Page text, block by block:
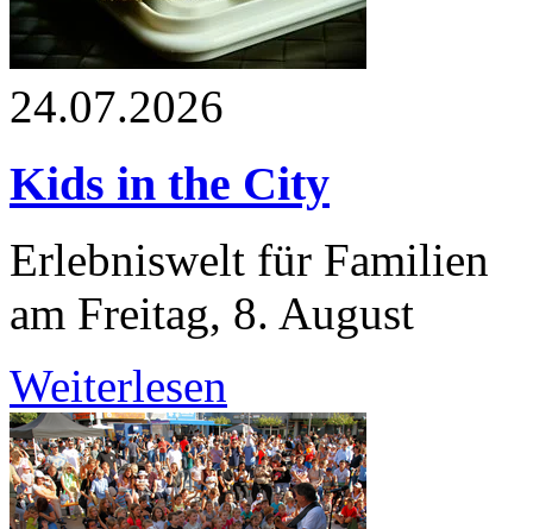
24.07.2026
Kids in the City
Erlebniswelt für Familien
am Freitag, 8. August
Weiterlesen